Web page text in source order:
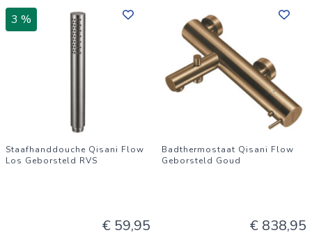
3 %
Staafhanddouche Qisani Flow
Los Geborsteld RVS
€ 59,95
Badthermostaat Qisani Flow
Geborsteld Goud
€ 838,95